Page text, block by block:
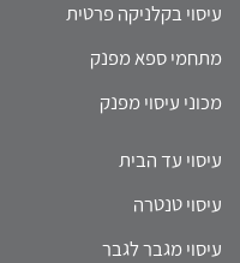
עיסוי בקלניקה פרטית
מתחמי ספא מפנק
מכוני עיסוי מפנק
עיסוי עד הבית
עיסוי טנטרה
עיסוי מגבר לגבר